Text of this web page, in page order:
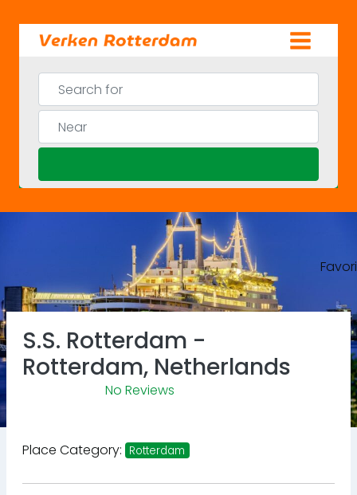
content
Search for
Near
Previous
S.S. Rotterdam -
Rotterdam, Netherlands
No Reviews
Place Category: Rotterdam